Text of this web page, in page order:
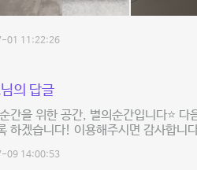
01 11:22:26
의 답글
간을 위한 공간, 별의순간입니다⭐️
하겠습니다! 이용해주시면 감사합니
09 14:00:53